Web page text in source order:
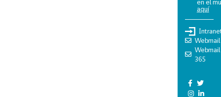
en el
aquí
Webmail
Webmail
365